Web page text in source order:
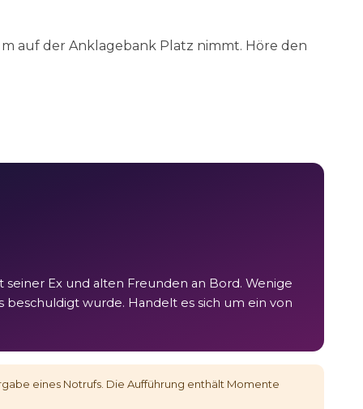
auf der Anklagebank Platz nimmt. Höre den
Ex und alten Freunden an Bord. Wenige
wurde. Handelt es sich um ein von
eines Notrufs. Die Aufführung enthält Momente